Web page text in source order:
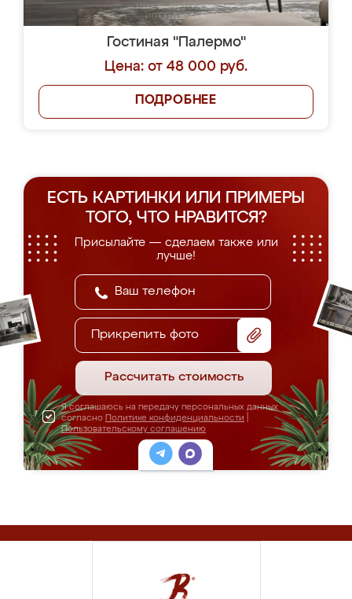
Гостиная "Палермо"
Цена: от 48 000 руб.
ПОДРОБНЕЕ
ЕСТЬ КАРТИНКИ ИЛИ ПРИМЕРЫ
ТОГО, ЧТО НРАВИТСЯ?
Присылайте — сделаем также или
лучше!
Прикрепить фото
Рассчитать стоимость
Я соглашаюсь на передачу персональных данных
согласно Политике конфиденциальности
Пользовательскому соглашению